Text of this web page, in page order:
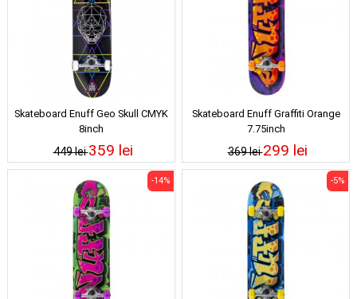
Skateboard Enuff Geo Skull CMYK
8inch
449 lei359 lei
Skateboard Enuff Graffiti Orange
7.75inch
369 lei299 lei
-14% -5%